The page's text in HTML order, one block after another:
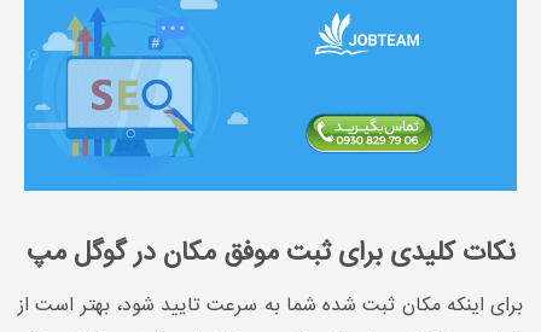
نکات کلیدی برای ثبت موفق مکان در گوگل مپ
برای اینکه مکان ثبت شده شما به سرعت تایید شود، بهتر است از